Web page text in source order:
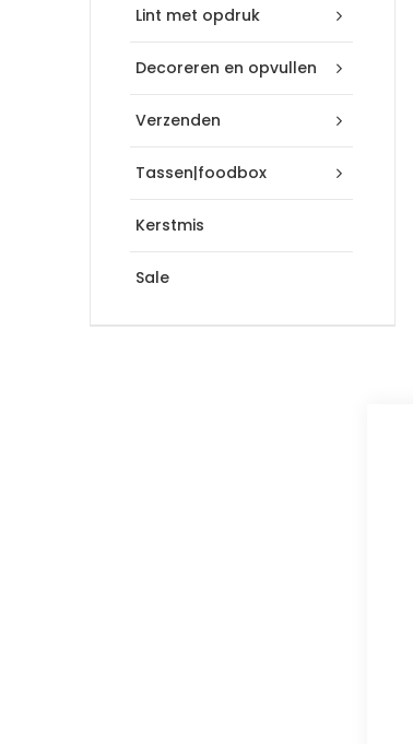
Lint met opdruk
Decoreren en opvullen
Verzenden
Tassen|foodbox
Kerstmis
Sale